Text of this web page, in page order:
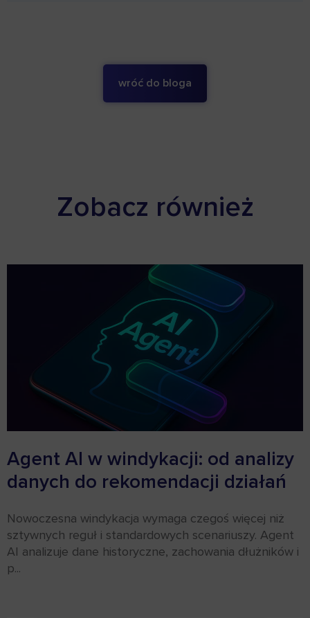
wróć do bloga
Zobacz również
Agent AI w windykacji: od analizy
danych do rekomendacji działań
Nowoczesna windykacja wymaga czegoś więcej niż
sztywnych reguł i standardowych scenariuszy. Agent
AI analizuje dane historyczne, zachowania dłużników i
p...